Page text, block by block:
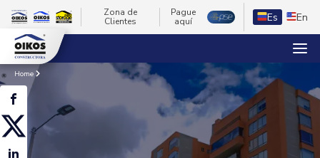
Zona de
Clientes
Pague
aquí
Es En
Home